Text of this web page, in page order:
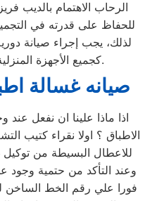
الرحاب الاهتمام بالديب
للحفاظ على قدرته في
لذلك، يجب إجراء صيانة
كجميع الأجهزة المنزلية الأخرى، للحفاظ عليها.
صيانه غسالة
اذا ماذا علينا ان نفعل
الاطباق ؟ اولا نقراء كتيب
للاعطال البسيطة من
وعند التأكد من حتمية وجود
فورا علي رقم الخط الساخن